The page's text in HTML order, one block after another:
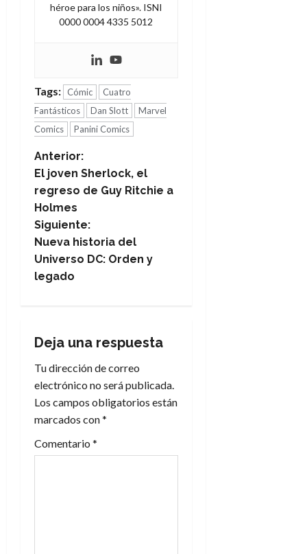
héroe para los niños». ISNI
0000 0004 4335 5012
Tags: Cómic
Cuatro
Fantásticos
Dan Slott
Marvel
Comics
Panini Comics
N
a
v
e
g
c
i
ó
n
d
Anterior:
El joven Sherlock, el
regreso de Guy Ritchie a
Holmes
Siguiente:
Nueva historia del
Universo DC: Orden y
legado
Deja una respuesta
Tu dirección de correo
electrónico no será publicada.
Los campos obligatorios están
marcados con*
Comentario *